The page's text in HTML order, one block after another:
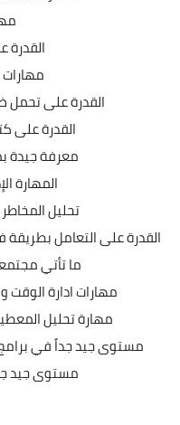
مهارات
القدرة على تحمل
القدرة على
معرفة جيدة
المهارة
تحليل
القدرة على التعامل بطريقة
ما تأتي
مهارات ادارة الوقت
مهارة تحليل
مستوى جيد جداً في برامج
مستوى جيد